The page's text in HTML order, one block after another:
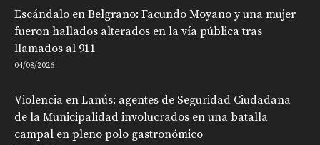
Escándalo en Belgrano: Facundo Moyano y una mujer
fueron hallados alterados en la vía pública tras
llamados al 911
04/08/2026
Violencia en Lanús: agentes de Seguridad Ciudadana
de la Municipalidad involucrados en una batalla
campal en pleno polo gastronómico